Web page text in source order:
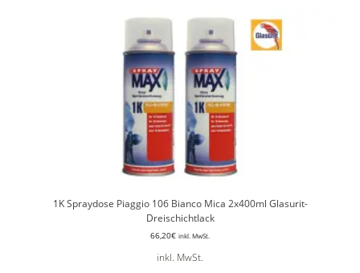
1K Spraydose Piaggio 106 Bianco Mica 2x400ml Glasurit-
Dreischichtlack
66,20€ inkl. MwSt.
inkl. MwSt.